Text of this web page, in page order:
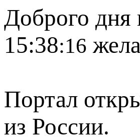
Доброго дня
15:38:16
Портал
из России.